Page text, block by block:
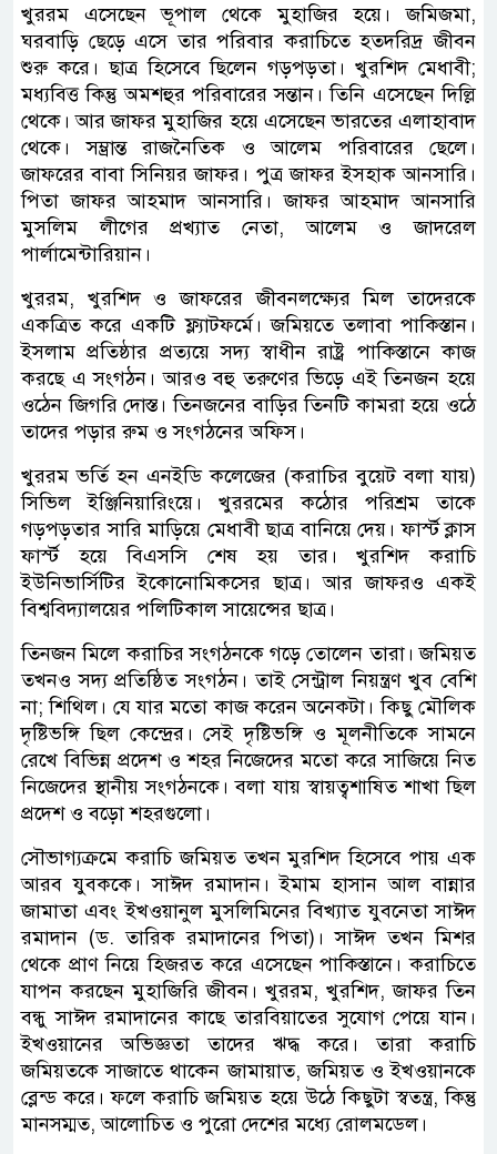
খুররম এসেছেন ভূপাল থেকে মুহাজির হয়ে। জমিজমা,
ঘরবাড়ি ছেড়ে এসে তার পরিবার করাচিতে হতদরিদ্র জীবন
শুরু করে। ছাত্র হিসেবে ছিলেন গড়পড়তা। খুরশিদ মেধাবী;
মধ্যবিত্ত কিন্তু অমশহুর পরিবারের সন্তান। তিনি এসেছেন দিল্লি
থেকে। আর জাফর মুহাজির হয়ে এসেছেন ভারতের এলাহাবাদ
থেকে। সম্ভ্রান্ত রাজনৈতিক ও আলেম পরিবারের ছেলে।
জাফরের বাবা সিনিয়র জাফর। পুত্র জাফর ইসহাক আনসারি।
পিতা জাফর আহমাদ আনসারি। জাফর আহমাদ আনসারি
মুসলিম লীগের প্রখ্যাত নেতা, আলেম ও জাদরেল
পার্লামেন্টারিয়ান।
খুররম, খুরশিদ ও জাফরের জীবনলক্ষ্যের মিল তাদেরকে
একত্রিত করে একটি ফ্ল্যাটফর্মে। জমিয়তে তলাবা পাকিস্তান।
ইসলাম প্রতিষ্ঠার প্রত্যয়ে সদ্য স্বাধীন রাষ্ট্র পাকিস্তানে কাজ
করছে এ সংগঠন। আরও বহু তরুণের ভিড়ে এই তিনজন হয়ে
ওঠেন জিগরি দোস্ত। তিনজনের বাড়ির তিনটি কামরা হয়ে ওঠে
তাদের পড়ার রুম ও সংগঠনের অফিস।
খুররম ভর্তি হন এনইডি কলেজের (করাচির বুয়েট বলা যায়)
সিভিল ইঞ্জিনিয়ারিংয়ে। খুররমের কঠোর পরিশ্রম তাকে
গড়পড়তার সারি মাড়িয়ে মেধাবী ছাত্র বানিয়ে দেয়। ফার্স্ট ক্লাস
ফার্স্ট হয়ে বিএসসি শেষ হয় তার। খুরশিদ করাচি
ইউনিভার্সিটির ইকোনোমিকসের ছাত্র। আর জাফরও একই
বিশ্ববিদ্যালয়ের পলিটিকাল সায়েন্সের ছাত্র।
তিনজন মিলে করাচির সংগঠনকে গড়ে তোলেন তারা। জমিয়ত
তখনও সদ্য প্রতিষ্ঠিত সংগঠন। তাই সেন্ট্রাল নিয়ন্ত্রণ খুব বেশি
না; শিথিল। যে যার মতো কাজ করেন অনেকটা। কিছু মৌলিক
দৃষ্টিভঙ্গি ছিল কেন্দ্রের। সেই দৃষ্টিভঙ্গি ও মূলনীতিকে সামনে
রেখে বিভিন্ন প্রদেশ ও শহর নিজেদের মতো করে সাজিয়ে নিত
নিজেদের স্থানীয় সংগঠনকে। বলা যায় স্বায়ত্বশাষিত শাখা ছিল
প্রদেশ ও বড়ো শহরগুলো।
সৌভাগ্যক্রমে করাচি জমিয়ত তখন মুরশিদ হিসেবে পায় এক
আরব যুবককে। সাঈদ রমাদান। ইমাম হাসান আল বান্নার
জামাতা এবং ইখওয়ানুল মুসলিমিনের বিখ্যাত যুবনেতা সাঈদ
রমাদান (ড. তারিক রমাদানের পিতা)। সাঈদ তখন মিশর
থেকে প্রাণ নিয়ে হিজরত করে এসেছেন পাকিস্তানে। করাচিতে
যাপন করছেন ‍মুহাজিরি জীবন। খুররম, খুরশিদ, জাফর তিন
বন্ধু সাঈদ রমাদানের কাছে তারবিয়াতের সুযোগ পেয়ে যান।
ইখওয়ানের অভিজ্ঞতা তাদের ঋদ্ধ করে। তারা করাচি
জমিয়তকে সাজাতে থাকেন জামায়াত, জমিয়ত ও ইখওয়ানকে
ব্লেন্ড করে। ফলে করাচি জমিয়ত হয়ে উঠে কিছুটা স্বতন্ত্র, কিন্তু
মানসম্মত, আলোচিত ও পুরো দেশের মধ্যে রোলমডেল।